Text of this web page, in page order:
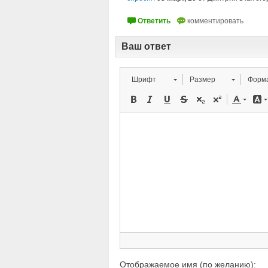
Ваш ответ
Шрифт Размер
Отображаемое имя (по желанию):